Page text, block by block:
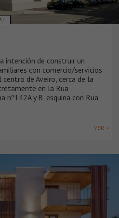
intención de construir un
con comercio/servicios
de Aveiro, cerca de la
en la Rua
nº142A y B, esquina con Rua
VER +